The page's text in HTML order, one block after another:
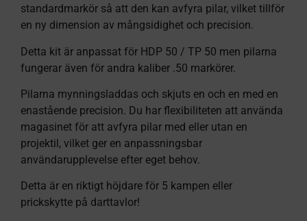
standardmarkör så att den kan avfyra pilar, vilket tillför
en ny dimension av mångsidighet och precision.
Detta kit är anpassat för HDP 50 / TP 50 men pilarna
fungerar även för andra kaliber .50 markörer.
Pilarna mynningsladdas och skjuts en och en med en
enastående precision. Du har flexibiliteten att använda
magasinet för att avfyra pilar med eller utan en
projektil, vilket ger en anpassningsbar
användarupplevelse efter eget behov.
Detta är en riktigt höjdare för 5 kampen eller
prickskytte på darttavlor!